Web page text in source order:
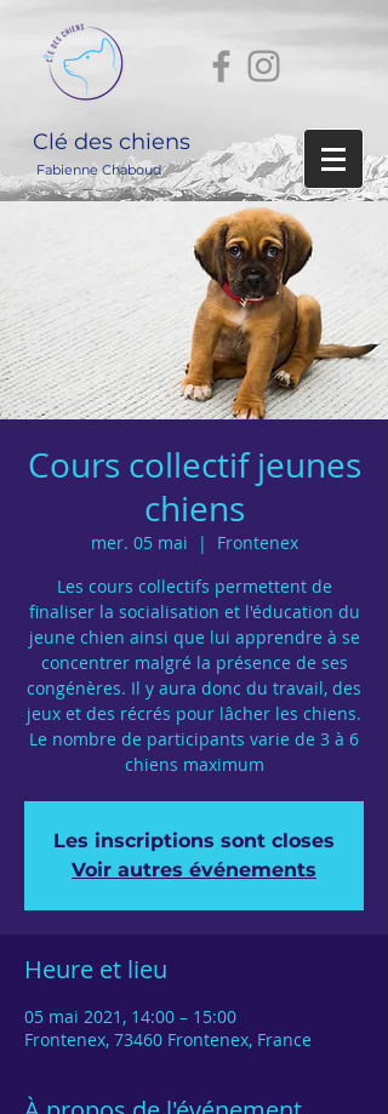
Clé des chiens
Fabienne Chaboud
Cours collectif jeunes
chiens
mer. 05 mai
  |
Frontenex
Les cours collectifs permettent de
finaliser la socialisation et l'éducation du
jeune chien ainsi que lui apprendre à se
concentrer malgré la présence de ses
congénères. Il y aura donc du travail, des
jeux et des récrés pour lâcher les chiens.
Le nombre de participants varie de 3 à 6
chiens maximum
Les inscriptions sont closes
Voir autres événements
Heure et lieu
05 mai 2021, 14:00 – 15:00
Frontenex, 73460 Frontenex, France